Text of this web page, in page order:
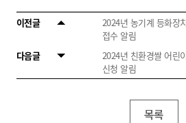
이전글
2024년 농기계 등화장
접수 알림
다음글
2024년 친환경쌀 어린
신청 알림
목록